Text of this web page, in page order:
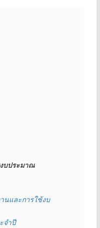
บประมาณ
นและการใช้งบ
จำปี